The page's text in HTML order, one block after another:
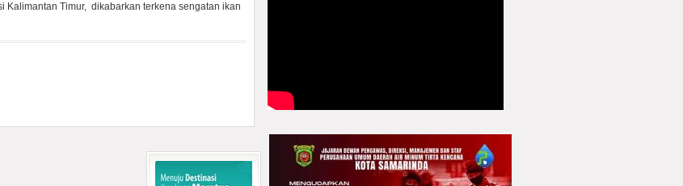
Kalimantan Timur, dikabarkan terkena sengatan ikan